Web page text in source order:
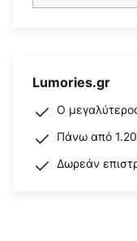
Lumories.gr
Ο
Πάνω από
Δωρεάν